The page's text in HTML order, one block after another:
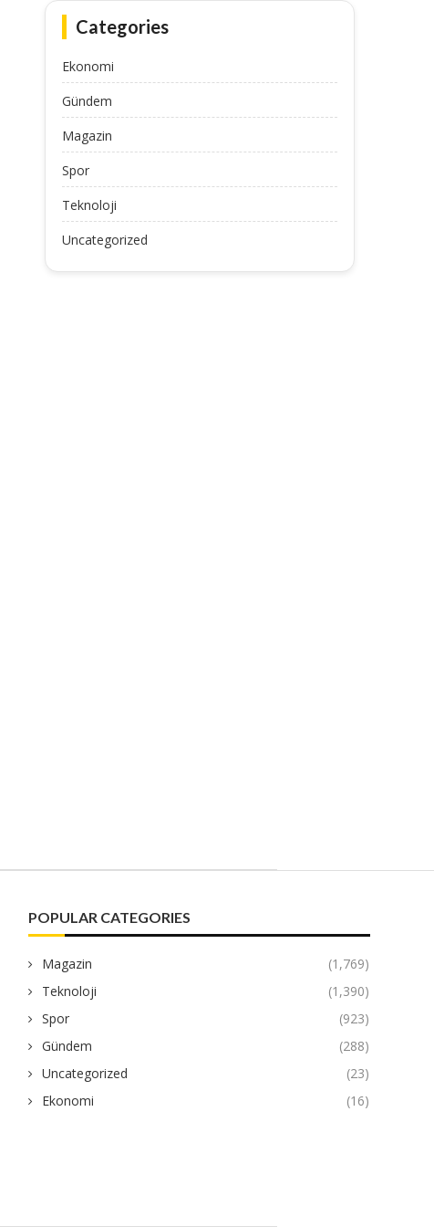
Categories
Ekonomi
Gündem
Magazin
Spor
Teknoloji
Uncategorized
POPULAR CATEGORIES
Magazin
(1,769)
Teknoloji
(1,390)
Spor
(923)
Gündem
(288)
Uncategorized
(23)
Ekonomi
(16)